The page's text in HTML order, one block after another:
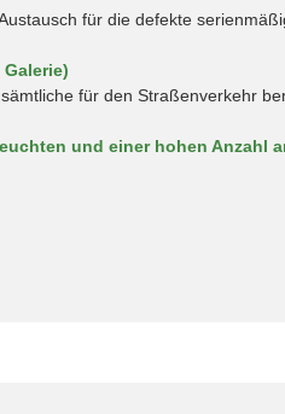
für die defekte
für den Straßenverkehr
und einer hohen Anzahl